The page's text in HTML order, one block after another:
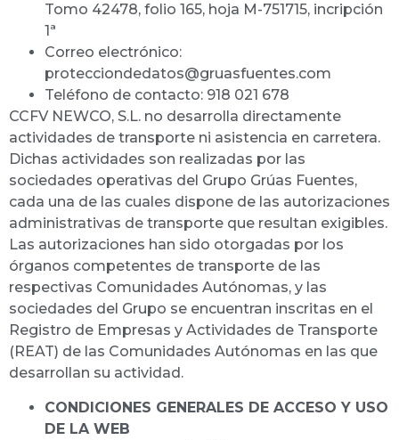
Tomo 42478, folio 165, hoja M-751715, incripción
1ª
Correo electrónico:
protecciondedatos@gruasfuentes.com
Teléfono de contacto: 918 021 678
CCFV NEWCO, S.L. no desarrolla directamente
actividades de transporte ni asistencia en carretera.
Dichas actividades son realizadas por las
sociedades operativas del Grupo Grúas Fuentes,
cada una de las cuales dispone de las autorizaciones
administrativas de transporte que resultan exigibles.
Las autorizaciones han sido otorgadas por los
órganos competentes de transporte de las
respectivas Comunidades Autónomas, y las
sociedades del Grupo se encuentran inscritas en el
Registro de Empresas y Actividades de Transporte
(REAT) de las Comunidades Autónomas en las que
desarrollan su actividad.
CONDICIONES GENERALES DE ACCESO Y USO
DE LA WEB